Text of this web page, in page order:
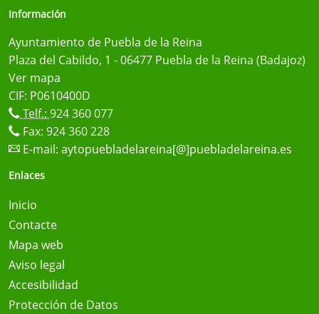
Información
Ayuntamiento de Puebla de la Reina
Plaza del Cabildo, 1 - 06477 Puebla de la Reina (Badajoz)
Ver mapa
CIF: P0610400D
Telf.: 924 360 077
Fax: 924 360 228
E-mail: aytopuebladelareina[@]puebladelareina.es
Enlaces
Inicio
Contacte
Mapa web
Aviso legal
Accesibilidad
Protección de Datos